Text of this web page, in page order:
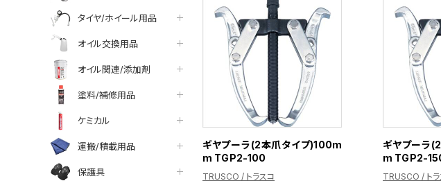
タイヤ/ホイール用品
オイル交換用品
オイル関連/添加剤
塗料/補修用品
ケミカル
運搬/積載用品
保護具
ギヤプーラ(2本爪タイプ)100m
m TGP2-100
TRUSCO / トラスコ
ギヤプーラ
m TGP2-
TRUSCO / トラ